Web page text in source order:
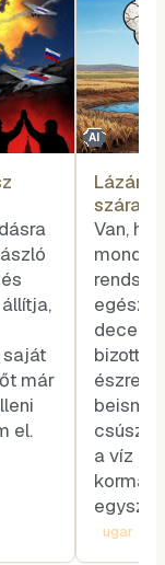
saját
már
el.
AI
Lázár
Van,
egész
csúszik
a víz
ugar